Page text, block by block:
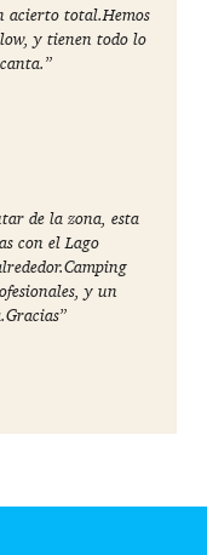
acierto total.Hemos
y tienen todo lo
de la zona, esta
con el Lago
y un